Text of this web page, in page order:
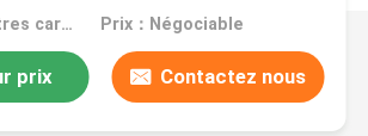
MOQ：1000 mètres carrés Prix：Négociable
prix Contactez nous